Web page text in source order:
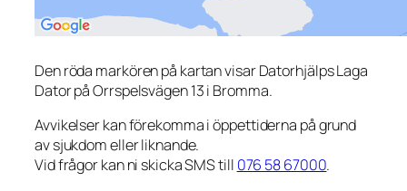
Den röda markören på kartan visar Datorhjälps Laga
Dator på Orrspelsvägen 13 i Bromma.
Avvikelser kan förekomma i öppettiderna på grund
av sjukdom eller liknande.
Vid frågor kan ni skicka SMS till 076 58 67000.